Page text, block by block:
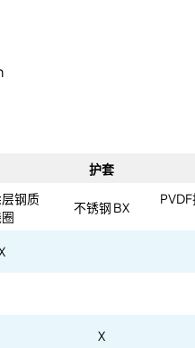
护套
钢质
不锈钢 BX
X